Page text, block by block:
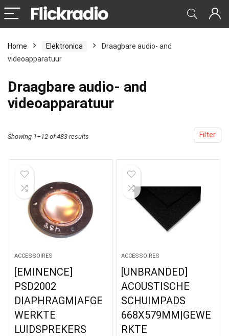
Home Elektronica
Draagbare audio- and
videoapparatuur
Draagbare audio- and
videoapparatuur
Filter
Showing 1–12 of 483 results
ACCESSOIRES
[EMINENCE]
PSD2002
DIAPHRAGM|AFGE
WERKTE
LUIDSPREKERS
ACCESSOIRES
[UNBRANDED]
ACOUSTISCHE
SCHUIMPADS
668X579MM|GEWE
RKTE